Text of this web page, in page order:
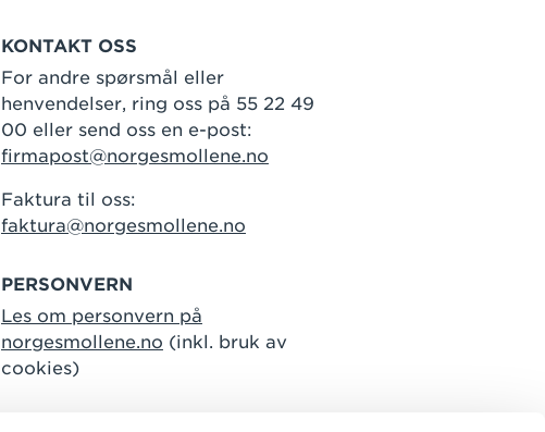
KONTAKT OSS
For andre spørsmål eller
henvendelser, ring oss på 55 22 49
00 eller send oss en e-post:
firmapost@norgesmollene.no
Faktura til oss:
faktura@norgesmollene.no
PERSONVERN
Les om personvern på
norgesmollene.no (inkl. bruk av
cookies)